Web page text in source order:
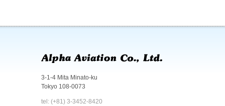
3-1-4 Mita Minato-ku
Tokyo 108-0073
tel: (+81) 3-3452-8420